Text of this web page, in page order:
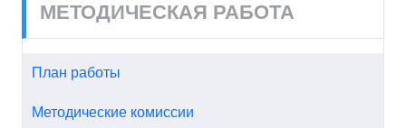
МЕТОДИЧЕСКАЯ РАБОТА
План работы
Методические комиссии